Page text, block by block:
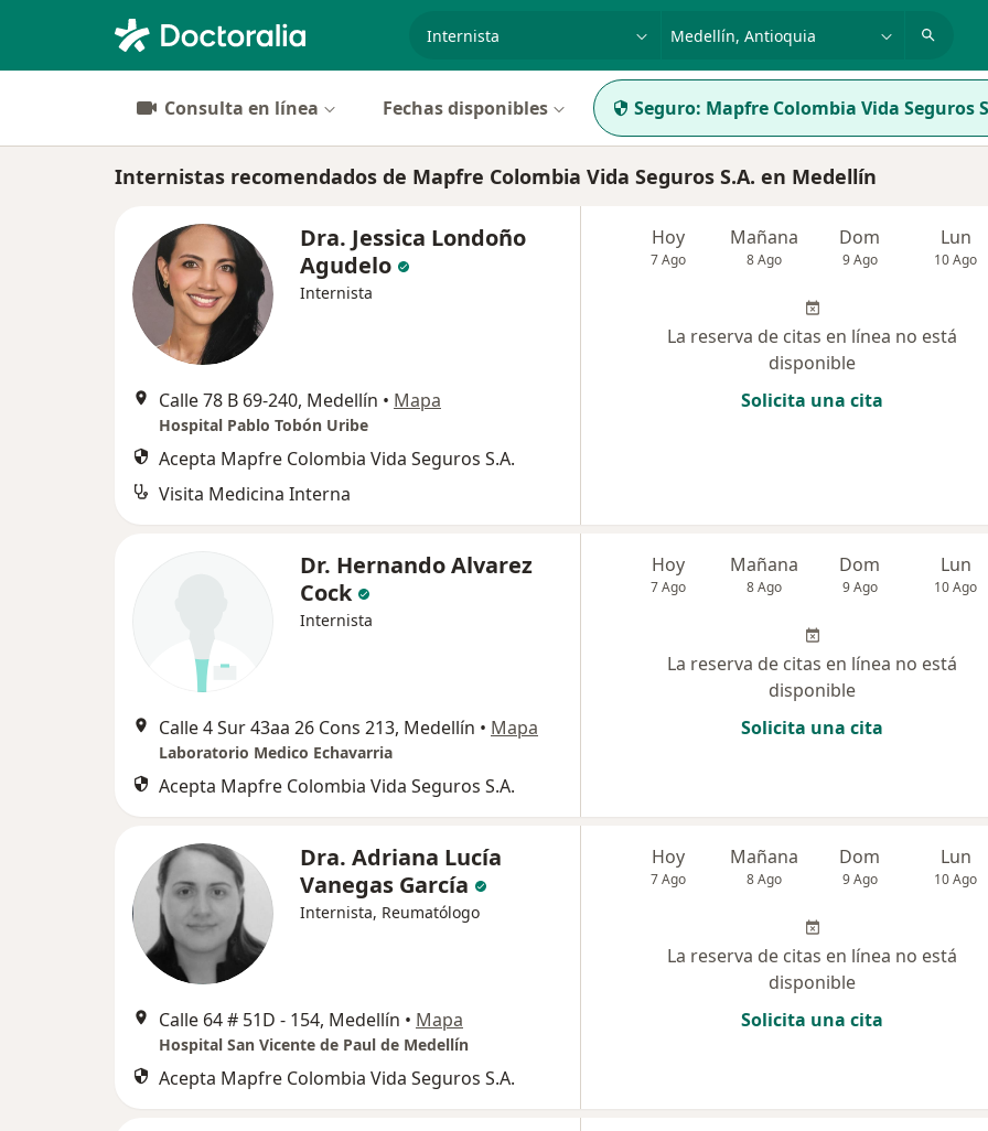
p. ej. Bogotá
Consulta en línea Fechas disponibles Seguro: Mapfre Colombia Vida Seguros
Internistas recomendados de Mapfre Colombia Vida Seguros S.A. en Medellín
Dra. Jessica Londoño
Agudelo
Internista
Calle 78 B 69-240, Medellín • Mapa
Hospital Pablo Tobón Uribe
Acepta Mapfre Colombia Vida Seguros S.A.
Visita Medicina Interna
Hoy
7 Ago
Mañana
8 Ago
Dom
9 Ago
Lun
10 Ago
La reserva de citas en línea no está
disponible
Solicita una cita
Dr. Hernando Alvarez
Cock
Internista
Calle 4 Sur 43aa 26 Cons 213, Medellín • Mapa
Laboratorio Medico Echavarria
Acepta Mapfre Colombia Vida Seguros S.A.
Hoy
7 Ago
Mañana
8 Ago
Dom
9 Ago
Lun
10 Ago
La reserva de citas en línea no está
disponible
Solicita una cita
Dra. Adriana Lucía
Vanegas García
Internista, Reumatólogo
Calle 64 # 51D - 154, Medellín • Mapa
Hospital San Vicente de Paul de Medellín
Acepta Mapfre Colombia Vida Seguros S.A.
Hoy
7 Ago
Mañana
8 Ago
Dom
9 Ago
Lun
10 Ago
La reserva de citas en línea no está
disponible
Solicita una cita